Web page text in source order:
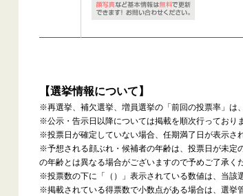
【選挙情報について】
※再選挙、補欠選挙、増員選挙の「前回の投票率」は
※公示・告示日以降については掲載を順次行っており
※投票日が確定していない場合、任期満了日が表示さ
※予想される顔ぶれ・候補者の年齢は、投票日が未定
の年齢とは異なる場合がございますので予めご了承く
※投票数の下に「（）」表示されている数値は、当該
※掲載されている得票数で小数点がある場合は、選挙